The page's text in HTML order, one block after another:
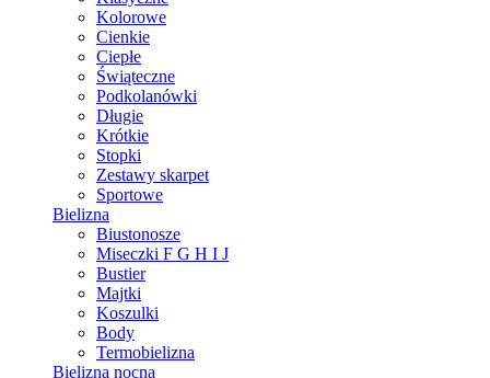
Kolorowe
Cienkie
Ciepłe
Świąteczne
Podkolanówki
Długie
Krótkie
Stopki
Zestawy skarpet
Sportowe
Bielizna
Biustonosze
Miseczki F G H I J
Bustier
Majtki
Koszulki
Body
Termobielizna
Bielizna nocna